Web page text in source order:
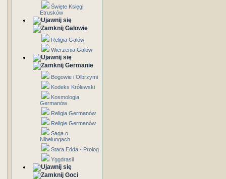
Święte Księgi
Etrusków
Galowie
Religia Galów
Wierzenia Galów
Germanie
Bogowie i Olbrzymi
Kodeks Królewski
Kosmologia
Germanów
Religia Germanów
Religie Germanów
Saga o
Nibelungach
Stara Edda - Prolog
Yggdrasil
Goci